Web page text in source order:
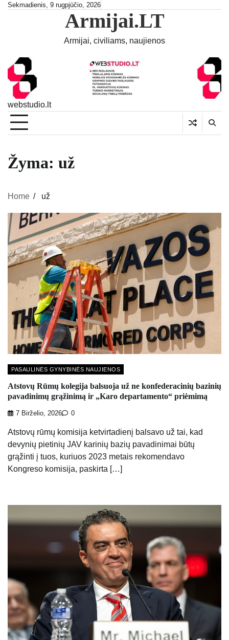
SkipSekmadienis, 9 rugpjūčio, 2026
Armijai.LT
Armijai, civiliams, naujienos
webstudio.lt
Žyma: už
Home už
PASAULINĖS GYNYBINĖS NAUJIENOS
Atstovų Rūmų kolegija balsuoja už ne konfederacinių bazinių
pavadinimų grąžinimą ir „Karo departamento“ priėmimą
7 Birželio, 2026 0
Atstovų rūmų komisija ketvirtadienį balsavo už tai, kad
devynių pietinių JAV karinių bazių pavadinimai būtų
grąžinti į tuos, kuriuos 2023 metais rekomendavo
Kongreso komisija, paskirta […]